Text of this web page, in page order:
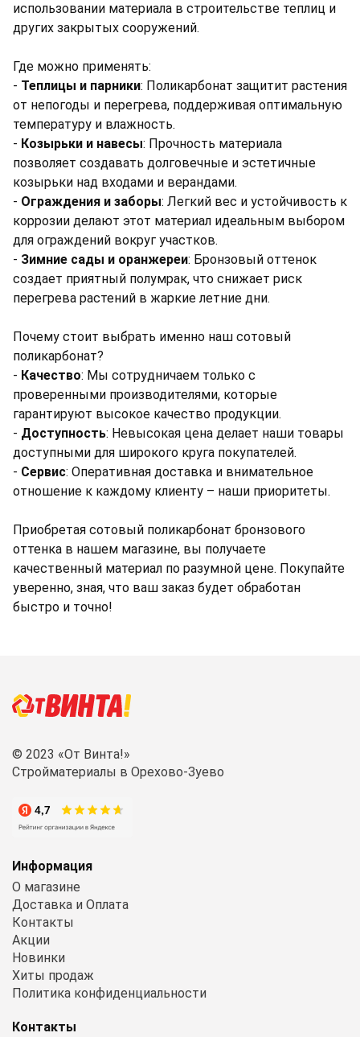
использовании материала в строительстве теплиц и
других закрытых сооружений.
Где можно применять:
- Теплицы и парники: Поликарбонат защитит растения
от непогоды и перегрева, поддерживая оптимальную
температуру и влажность.
- Козырьки и навесы: Прочность материала
позволяет создавать долговечные и эстетичные
козырьки над входами и верандами.
- Ограждения и заборы: Легкий вес и устойчивость к
коррозии делают этот материал идеальным выбором
для ограждений вокруг участков.
- Зимние сады и оранжереи: Бронзовый оттенок
создает приятный полумрак, что снижает риск
перегрева растений в жаркие летние дни.
Почему стоит выбрать именно наш сотовый
поликарбонат?
- Качество: Мы сотрудничаем только с
проверенными производителями, которые
гарантируют высокое качество продукции.
- Доступность: Невысокая цена делает наши товары
доступными для широкого круга покупателей.
- Сервис: Оперативная доставка и внимательное
отношение к каждому клиенту – наши приоритеты.
Приобретая сотовый поликарбонат бронзового
оттенка в нашем магазине, вы получаете
качественный материал по разумной цене. Покупайте
уверенно, зная, что ваш заказ будет обработан
быстро и точно!
© 2023 «От Винта!»
Стройматериалы в Орехово-Зуево
Контакты
Информация
О магазине
Доставка и Оплата
Контакты
Акции
Новинки
Хиты продаж
Политика конфиденциальности